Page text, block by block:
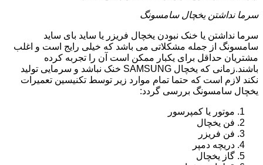
سرما نداشتن یخچال سامسونگ
سرما نداشتن یا خنک نبودن یخچال فریزر یا ساید بای ساید
سامسونگ از جمله مشکلاتی می باشد که خیلی رایج است و اغلب
مشتریان حداقل برای یکبار ممکن است آن را تجربه کرده
باشند.زمانی که یخچال SAMSUNG خنک نباشد و سرمایی تولید
نکند لازم است که حتما تمام موارد زیر توسط تکنیسین تعمیرات
یخچال سامسونگ بررسی گردد:
موتور یا کمپرسور
فن یخچال
فن فریزر
دریچه دمپر
گاز یخچال